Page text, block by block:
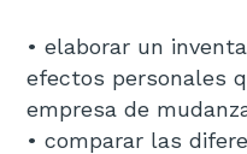
• elaborar un
efectos personales
empresa de
• comparar las